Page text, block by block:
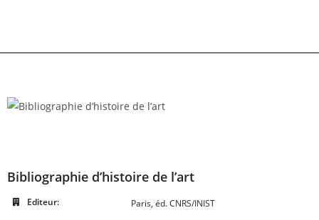
Bibliographie d’histoire de l’art
Editeur:
Paris, éd. CNRS/INIST